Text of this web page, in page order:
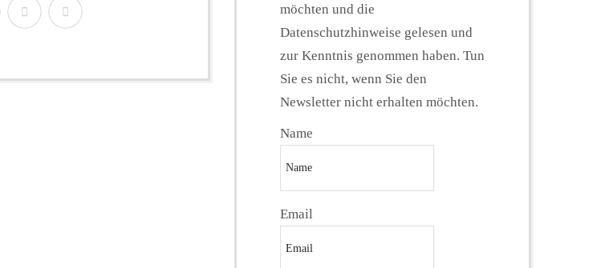
möchten und die
Datenschutzhinweise gelesen und
zur Kenntnis genommen haben. Tun
Sie es nicht, wenn Sie den
Newsletter nicht erhalten möchten.
Name
Email